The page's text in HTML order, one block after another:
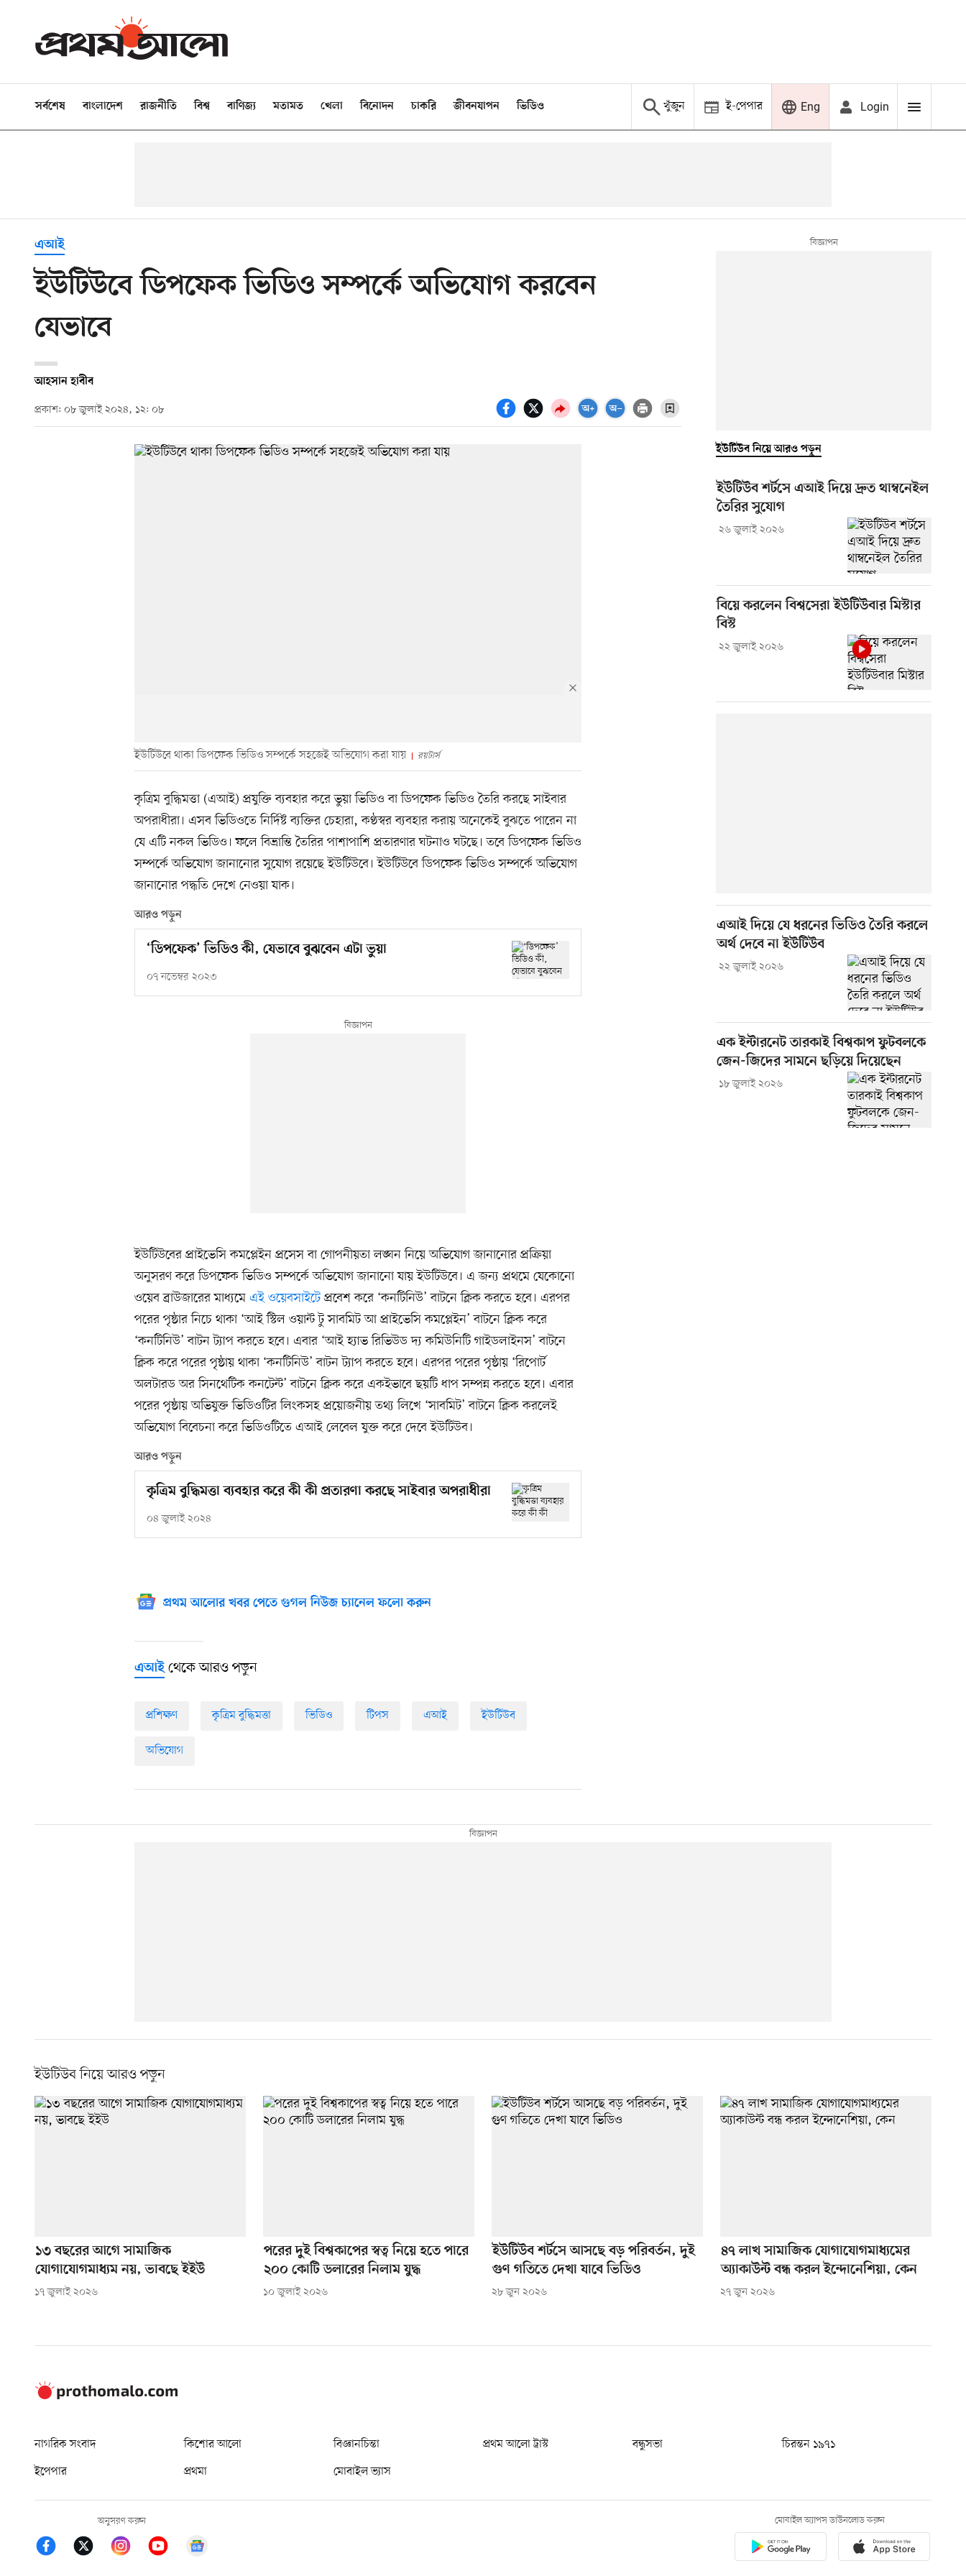
সর্বশেষ বাংলাদেশ রাজনীতি বিশ্ব বাণিজ্য মতামত খেলা বিনোদন চাকরি জীবনযাপন ভিডিও খুঁজুন ই-পেপার Eng Login
এআই
ইউটিউবে ডিপফেক ভিডিও সম্পর্কে অভিযোগ করবেন
যেভাবে
আহসান হাবীব
প্রকাশ: ০৮ জুলাই ২০২৪, ১২: ০৮
ইউটিউবে থাকা ডিপফেক ভিডিও সম্পর্কে সহজেই অভিযোগ করা যায় রয়টার্স
কৃত্রিম বুদ্ধিমত্তা (এআই) প্রযুক্তি ব্যবহার করে ভুয়া ভিডিও বা ডিপফেক ভিডিও তৈরি করছে সাইবার
অপরাধীরা। এসব ভিডিওতে নির্দিষ্ট ব্যক্তির চেহারা, কণ্ঠস্বর ব্যবহার করায় অনেকেই বুঝতে পারেন না
যে এটি নকল ভিডিও। ফলে বিভ্রান্তি তৈরির পাশাপাশি প্রতারণার ঘটনাও ঘটছে। তবে ডিপফেক ভিডিও
সম্পর্কে অভিযোগ জানানোর সুযোগ রয়েছে ইউটিউবে। ইউটিউবে ডিপফেক ভিডিও সম্পর্কে অভিযোগ
জানানোর পদ্ধতি দেখে নেওয়া যাক।
আরও পড়ুন
‘ডিপফেক’ ভিডিও কী, যেভাবে বুঝবেন এটা ভুয়া
০৭ নভেম্বর ২০২৩
ইউটিউবের প্রাইভেসি কমপ্লেইন প্রসেস বা গোপনীয়তা লঙ্ঘন নিয়ে অভিযোগ জানানোর প্রক্রিয়া
অনুসরণ করে ডিপফেক ভিডিও সম্পর্কে অভিযোগ জানানো যায় ইউটিউবে। এ জন্য প্রথমে যেকোনো
ওয়েব ব্রাউজারের মাধ্যমে এই ওয়েবসাইটেপ্রবেশ করে ‘কনটিনিউ’ বাটনে ক্লিক করতে হবে। এরপর
পরের পৃষ্ঠার নিচে থাকা ‘আই স্টিল ওয়ান্ট টু সাবমিট আ প্রাইভেসি কমপ্লেইন’ বাটনে ক্লিক করে
‘কনটিনিউ’ বাটন ট্যাপ করতে হবে। এবার ‘আই হ্যাভ রিভিউড দ্য কমিউনিটি গাইডলাইনস’ বাটনে
ক্লিক করে পরের পৃষ্ঠায় থাকা ‘কনটিনিউ’ বাটন ট্যাপ করতে হবে। এরপর পরের পৃষ্ঠায় ‘রিপোর্ট
অলটারড অর সিনথেটিক কনটেন্ট’ বাটনে ক্লিক করে একইভাবে ছয়টি ধাপ সম্পন্ন করতে হবে। এবার
পরের পৃষ্ঠায় অভিযুক্ত ভিডিওটির লিংকসহ প্রয়োজনীয় তথ্য লিখে ‘সাবমিট’ বাটনে ক্লিক করলেই
অভিযোগ বিবেচনা করে ভিডিওটিতে এআই লেবেল যুক্ত করে দেবে ইউটিউব।
আরও পড়ুন
কৃত্রিম বুদ্ধিমত্তা ব্যবহার করে কী কী প্রতারণা করছে সাইবার অপরাধীরা
০৪ জুলাই ২০২৪
প্রথম আলোর খবর পেতে গুগল নিউজ চ্যানেল ফলো করুন
এআইথেকে আরও পড়ুন
প্রশিক্ষণ কৃত্রিম বুদ্ধিমত্তা ভিডিও টিপস এআই ইউটিউব
অভিযোগ
ইউটিউব নিয়ে আরও পড়ুন
ইউটিউব শর্টসে এআই দিয়ে দ্রুত থাম্বনেইল
তৈরির সুযোগ
২৬ জুলাই ২০২৬
বিয়ে করলেন বিশ্বসেরা ইউটিউবার মিস্টার
বিস্ট
২২ জুলাই ২০২৬
এআই দিয়ে যে ধরনের ভিডিও তৈরি করলে
অর্থ দেবে না ইউটিউব
২২ জুলাই ২০২৬
এক ইন্টারনেট তারকাই বিশ্বকাপ ফুটবলকে
জেন-জিদের সামনে ছড়িয়ে দিয়েছেন
১৮ জুলাই ২০২৬
ইউটিউব নিয়ে আরও পড়ুন
১৩ বছরের আগে সামাজিক
যোগাযোগমাধ্যম নয়, ভাবছে ইইউ
১৭ জুলাই ২০২৬
পরের দুই বিশ্বকাপের স্বত্ব নিয়ে হতে পারে
২০০ কোটি ডলারের নিলাম যুদ্ধ
১০ জুলাই ২০২৬
ইউটিউব শর্টসে আসছে বড় পরিবর্তন, দুই
গুণ গতিতে দেখা যাবে ভিডিও
২৮ জুন ২০২৬
৪৭ লাখ সামাজিক যোগাযোগমাধ্যমের
অ্যাকাউন্ট বন্ধ করল ইন্দোনেশিয়া, কেন
২৭ জুন ২০২৬
নাগরিক সংবাদ কিশোর আলো বিজ্ঞানচিন্তা প্রথম আলো ট্রাস্ট বন্ধুসভা
চিরন্তন ১৯৭১
ইপেপার
প্রথমা মোবাইল ভ্যাস
অনুসরণ করুন মোবাইল অ্যাপস ডাউনলোড করুন